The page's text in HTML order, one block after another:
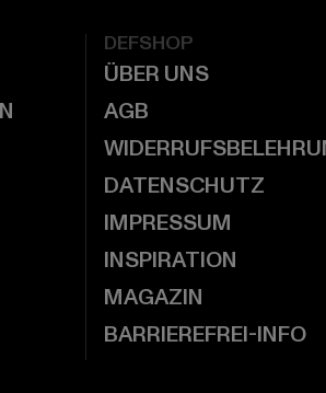
DEFSHOP
ÜBER UNS
AGB
DATENSCHUTZ
IMPRESSUM
INSPIRATION
MAGAZIN
BARRIEREFREI-INFO